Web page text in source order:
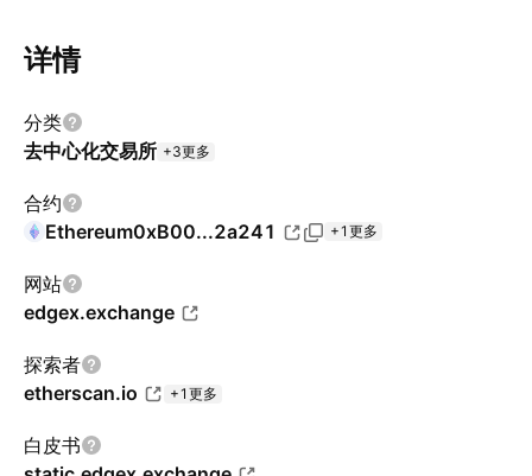
详情
分类
去中心化交易所 +3更多
合约
Ethereum0xB00...2a241 +1更多
网站
edgex.exchange
探索者
etherscan.io
+1更多
白皮书